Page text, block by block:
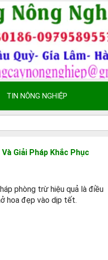
TIN NÔNG NGHIỆP
Giải Pháp Khắc Phục
phòng trừ hiệu quả là điều
hoa đẹp vào dịp tết.